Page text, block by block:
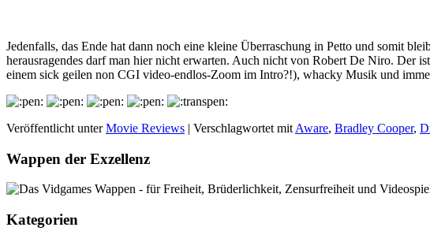
Jedenfalls, das Ende hat dann noch eine kleine Überraschung in Petto und somit
herausragendes darf man hier nicht erwarten. Auch nicht von Robert De Niro. Der
einem sick geilen non CGI video-endlos-Zoom im Intro?!), whacky Musik und
Veröffentlicht unter Movie Reviews | Verschlagwortet mit Aware, Bradley Cooper,
Wappen der Exzellenz
Kategorien